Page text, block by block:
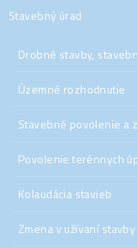
Stavebný úrad
Drobné stavby,
Územné rozhodnutie
Stavebné povolenie a
Povolenie terénnych
Kolaudácia stavieb
Zmena v užívaní stavby